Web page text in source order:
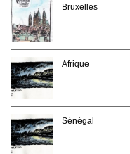
Bruxelles
Afrique
Sénégal